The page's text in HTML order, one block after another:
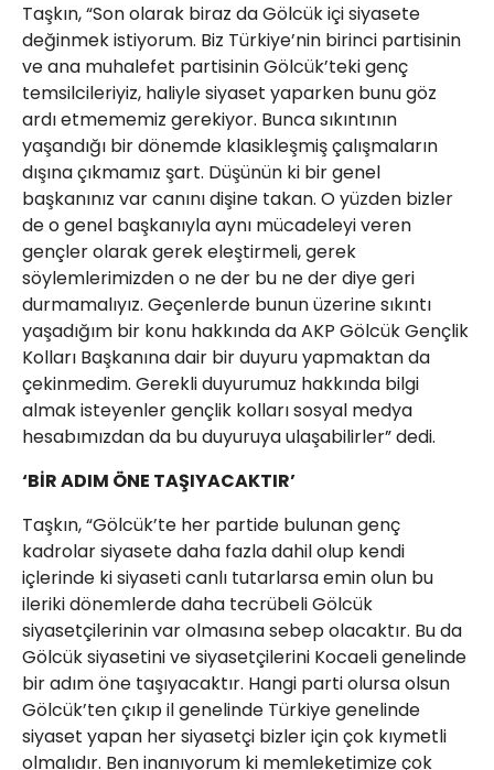
Taşkın, “Son olarak biraz da Gölcük içi siyasete
değinmek istiyorum. Biz Türkiye’nin birinci partisinin
ve ana muhalefet partisinin Gölcük’teki genç
temsilcileriyiz, haliyle siyaset yaparken bunu göz
ardı etmememiz gerekiyor. Bunca sıkıntının
yaşandığı bir dönemde klasikleşmiş çalışmaların
dışına çıkmamız şart. Düşünün ki bir genel
başkanınız var canını dişine takan. O yüzden bizler
de o genel başkanıyla aynı mücadeleyi veren
gençler olarak gerek eleştirmeli, gerek
söylemlerimizden o ne der bu ne der diye geri
durmamalıyız. Geçenlerde bunun üzerine sıkıntı
yaşadığım bir konu hakkında da AKP Gölcük Gençlik
Kolları Başkanına dair bir duyuru yapmaktan da
çekinmedim. Gerekli duyurumuz hakkında bilgi
almak isteyenler gençlik kolları sosyal medya
hesabımızdan da bu duyuruya ulaşabilirler” dedi.
‘BİR ADIM ÖNE TAŞIYACAKTIR’
Taşkın, “Gölcük’te her partide bulunan genç
kadrolar siyasete daha fazla dahil olup kendi
içlerinde ki siyaseti canlı tutarlarsa emin olun bu
ileriki dönemlerde daha tecrübeli Gölcük
siyasetçilerinin var olmasına sebep olacaktır. Bu da
Gölcük siyasetini ve siyasetçilerini Kocaeli genelinde
bir adım öne taşıyacaktır. Hangi parti olursa olsun
Gölcük’ten çıkıp il genelinde Türkiye genelinde
siyaset yapan her siyasetçi bizler için çok kıymetli
olmalıdır. Ben inanıyorum ki memleketimize çok